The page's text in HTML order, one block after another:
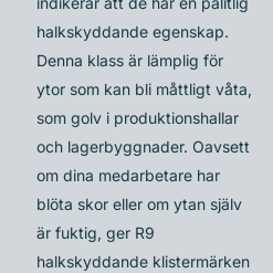
halkskyddande egenskap.
Denna klass är lämplig för
ytor som kan bli måttligt våta,
som golv i produktionshallar
och lagerbyggnader. Oavsett
om dina medarbetare har
blöta skor eller om ytan själv
är fuktig, ger R9
halkskyddande klistermärken